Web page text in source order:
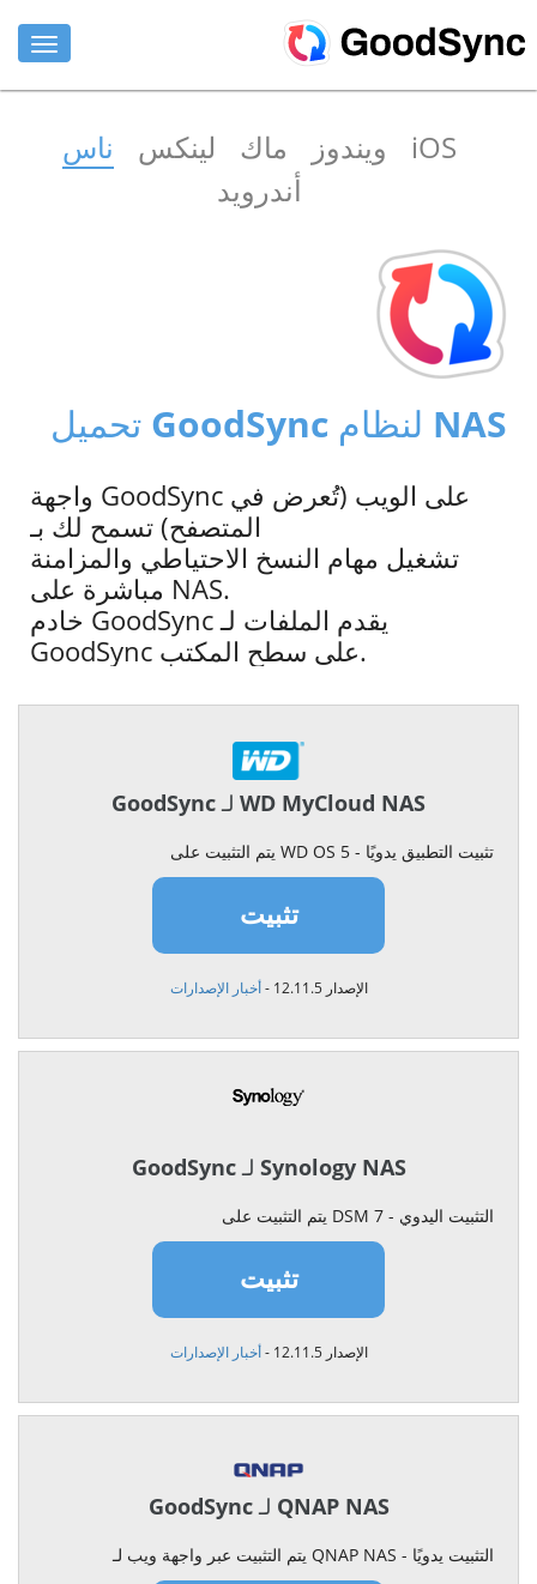
تسجيل الدخول
ويندوز ماك لينكس ناس
iOS
أندرويد
تحميل GoodSync لنظام NAS
واجهة GoodSync على الويب (تُعرض في
المتصفح) تسمح لك بـ
تشغيل مهام النسخ الاحتياطي والمزامنة
مباشرة على NAS.
خادم GoodSync يقدم الملفات لـ
GoodSync على سطح المكتب.
GoodSync لـ WD MyCloud NAS
يتم التثبيت على WD OS 5 - تثبيت التطبيق يدويًا
تثبيت
الإصدار 12.11.5 - أخبار الإصدارات
GoodSync لـ Synology NAS
يتم التثبيت على DSM 7 - التثبيت اليدوي
تثبيت
الإصدار 12.11.5 - أخبار الإصدارات
GoodSync لـ QNAP NAS
يتم التثبيت عبر واجهة ويب لـ QNAP NAS - التثبيت يدويًا